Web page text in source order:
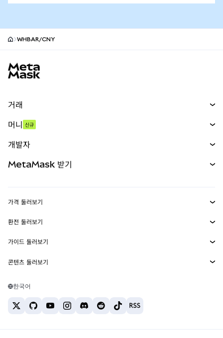
WHBAR/CNY
거래
무기한 선물
실물자산
머니 신규
개발자
MetaMask Connect
Snaps
웹3 서비스
MetaMask 받기
보안
고객 지원
채용
가격 둘러보기
이더리움 가격
솔라나 가격
테더 가격
환전 둘러보기
ETH를 USD로 환전
USDT를 INR로 환전
BTC를 INR로 환전
ETH를 USDT로 환전
가이드 둘러보기
ETH 매수
USDT 매수
콘텐츠 둘러보기
솔라나 지갑
한국어